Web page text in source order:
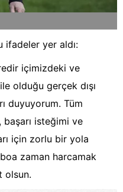
ifadeler yer aldı:
içimizdeki ve
olduğu gerçek dışı
duyuyorum. Tüm
başarı isteğimi ve
için zorlu bir yola
boa zaman harcamak
olsun.